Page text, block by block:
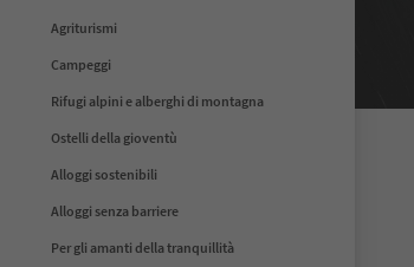
Agriturismi
Campeggi
Rifugi alpini e alberghi di montagna
Ostelli della gioventù
Alloggi sostenibili
Alloggi senza barriere
Per gli amanti della tranquillità